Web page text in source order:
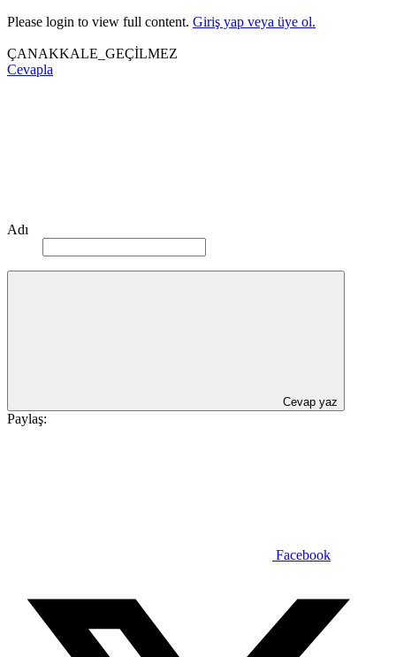
Please login to view full content. Giriş yap veya üye ol.
ÇANAKKALE_GEÇİLMEZ
Cevapla
Adı
Cevap yaz
Paylaş:
Facebook